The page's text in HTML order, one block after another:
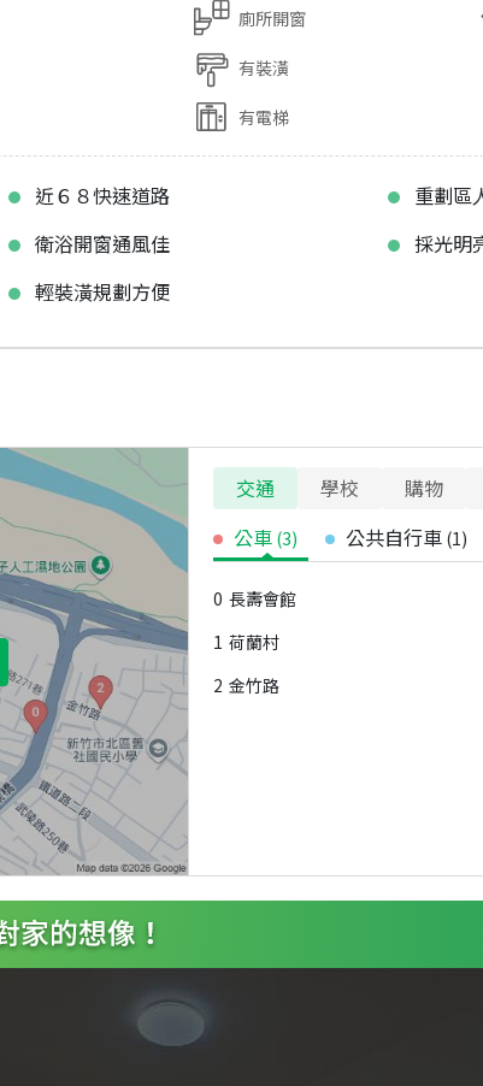
廁所開窗
有裝潢
有電梯
近６８快速道路
重劃區
衛浴開窗通風佳
採光明
輕裝潢規劃方便
交通 學校
購物
公車 (3) 公共自行車 (1)
0 長壽會館
1 荷蘭村
2 金竹路